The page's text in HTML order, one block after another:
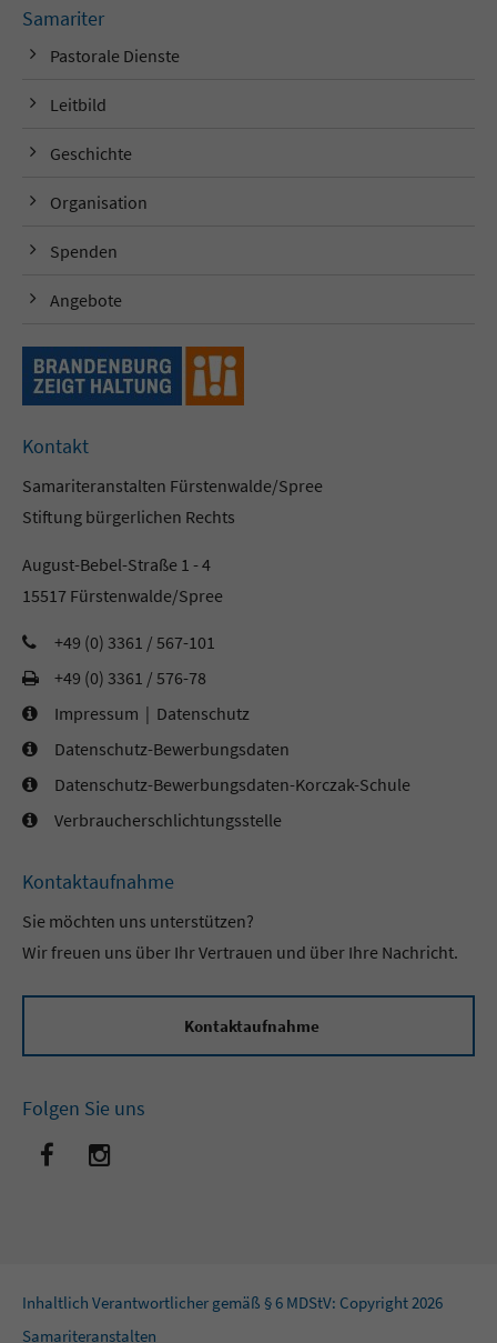
Samariter
Pastorale Dienste
Leitbild
Geschichte
Organisation
Spenden
Angebote
Kontakt
Samariteranstalten Fürstenwalde/Spree
Stiftung bürgerlichen Rechts
August-Bebel-Straße 1 - 4
15517 Fürstenwalde/Spree
+49 (0) 3361 / 567-101
+49 (0) 3361 / 576-78
Impressum | Datenschutz
Datenschutz-Bewerbungsdaten
Datenschutz-Bewerbungsdaten-Korczak-Schule
Verbraucherschlichtungsstelle
Kontaktaufnahme
Sie möchten uns unterstützen?
Wir freuen uns über Ihr Vertrauen und über Ihre Nachricht.
Kontaktaufnahme
Folgen Sie uns
Inhaltlich Verantwortlicher gemäß § 6 MDStV: Copyright 2026
Samariteranstalten